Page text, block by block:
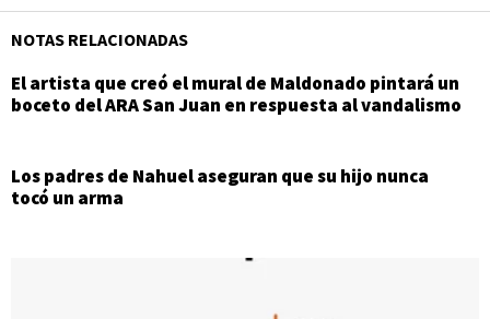
NOTAS RELACIONADAS
El artista que creó el mural de Maldonado pintará un
boceto del ARA San Juan en respuesta al vandalismo
Los padres de Nahuel aseguran que su hijo nunca
tocó un arma